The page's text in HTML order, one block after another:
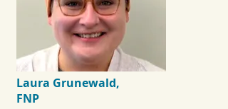
Laura Grunewald,
FNP